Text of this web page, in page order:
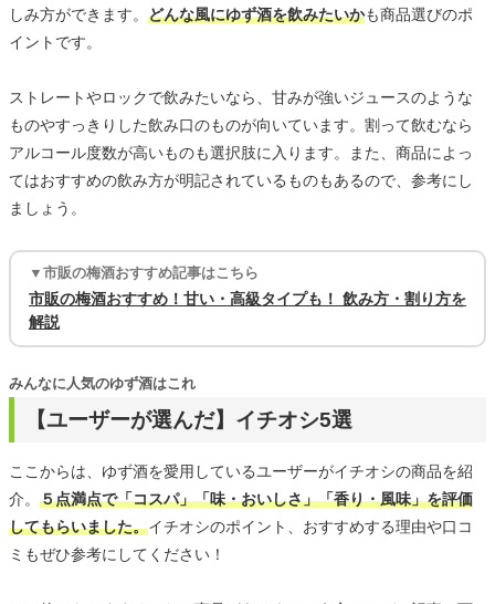
しみ方ができます。 どんな風にゆず酒を飲みたいかも商品選びのポ
イントです。
ストレートやロックで飲みたいなら、甘みが強いジュースのような
ものやすっきりした飲み口のものが向いています。割って飲むなら
アルコール度数が高いものも選択肢に入ります。また、商品によっ
てはおすすめの飲み方が明記されているものもあるので、参考にし
ましょう。
▼市販の梅酒おすすめ記事はこちら
市販の梅酒おすすめ！甘い・高級タイプも！ 飲み方・割り方を
解説
【ユーザーが選んだ】イチオシ5選
みんなに人気のゆず酒はこれ
ここからは、ゆず酒を愛用しているユーザーがイチオシの商品を紹
介。 ５点満点で「コスパ」「味・おいしさ」「香り・風味」を評価
してもらいました。イチオシのポイント、おすすめする理由や口コ
ミもぜひ参考にしてください！